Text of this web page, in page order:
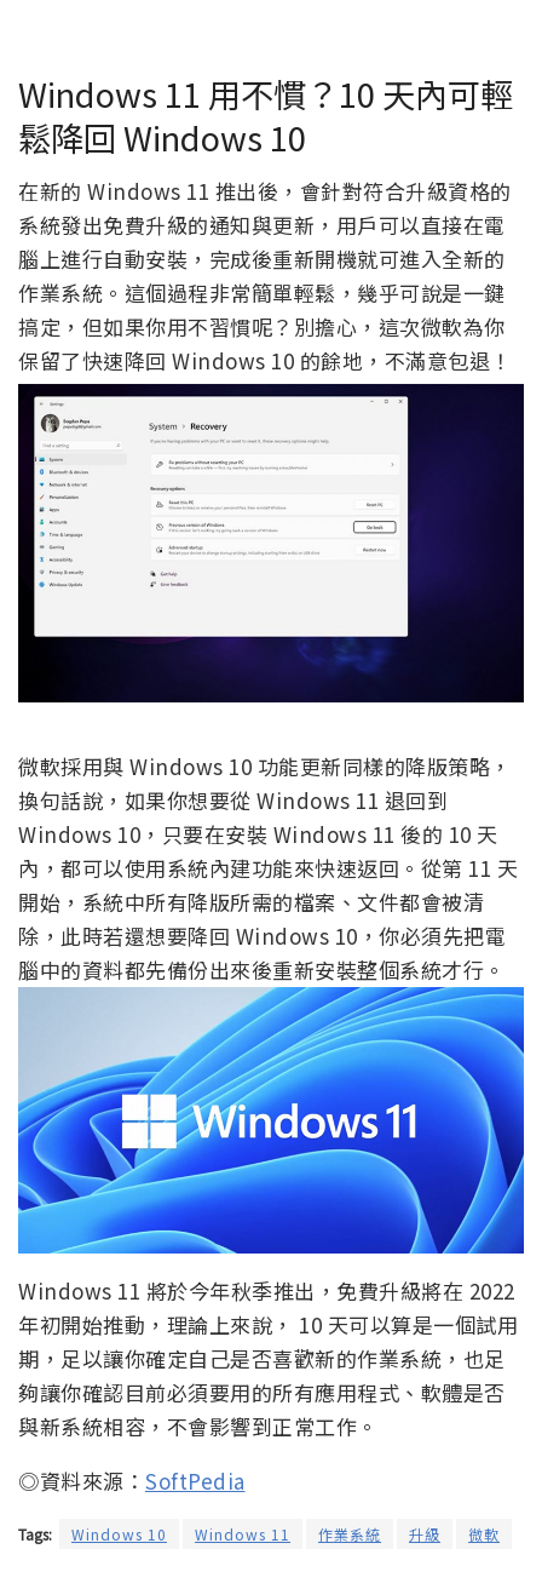
Windows 11 用不慣？10 天內可輕
鬆降回 Windows 10
在新的 Windows 11 推出後，會針對符合升級資格的
系統發出免費升級的通知與更新，用戶可以直接在電
腦上進行自動安裝，完成後重新開機就可進入全新的
作業系統。這個過程非常簡單輕鬆，幾乎可說是一鍵
搞定，但如果你用不習慣呢？別擔心，這次微軟為你
保留了快速降回 Windows 10 的餘地，不滿意包退！
微軟採用與 Windows 10 功能更新同樣的降版策略，
換句話說，如果你想要從 Windows 11 退回到
Windows 10，只要在安裝 Windows 11 後的 10 天
內，都可以使用系統內建功能來快速返回。從第 11 天
開始，系統中所有降版所需的檔案、文件都會被清
除，此時若還想要降回 Windows 10，你必須先把電
腦中的資料都先備份出來後重新安裝整個系統才行。
Windows 11 將於今年秋季推出，免費升級將在 2022
年初開始推動，理論上來說， 10 天可以算是一個試用
期，足以讓你確定自己是否喜歡新的作業系統，也足
夠讓你確認目前必須要用的所有應用程式、軟體是否
與新系統相容，不會影響到正常工作。
◎資料來源： SoftPedia
Tags: Windows 10 Windows 11 作業系統 升級 微軟